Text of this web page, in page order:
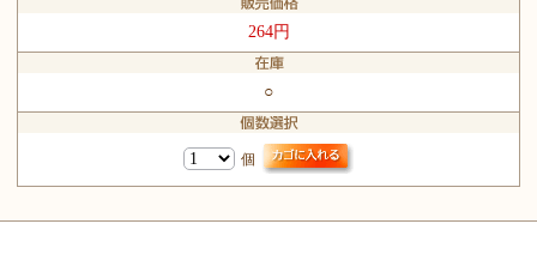
264円
○
個